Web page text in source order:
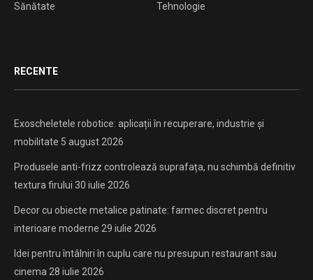
Sănătate Tehnologie
RECENTE
Exoscheletele robotice: aplicații în recuperare, industrie și
mobilitate 5 august 2026
Produsele anti-frizz controlează suprafața, nu schimbă definitiv
textura firului 30 iulie 2026
Decor cu obiecte metalice patinate: farmec discret pentru
interioare moderne 29 iulie 2026
Idei pentru întâlniri în cuplu care nu presupun restaurant sau
cinema28 iulie 2026